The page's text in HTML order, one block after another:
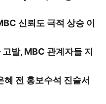
신뢰도 극적 상승 이
발, MBC 관계자들 지
전 홍보수석 진술서